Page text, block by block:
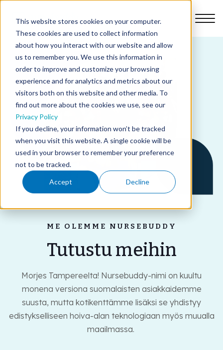
This website stores cookies on your computer.
These cookies are used to collect information
about how you interact with our website and allow
us to remember you. We use this information in
order to improve and customize your browsing
experience and for analytics and metrics about our
visitors both on this website and other media. To
find out more about the cookies we use, see our
Privacy Policy
If you decline, your information won’t be tracked
when you visit this website. A single cookie will be
used in your browser to remember your preference
not to be tracked.
Accept Decline
Ominaisuudet
Miksi Nursebuddy?
Hinnat
Tehtävämme
Blogi
Kirjaudu
Varaa etäesittely
ME OLEMME NURSEBUDDY
Tutustu meihin
Morjes Tampereelta! Nursebuddy-nimi on kuultu
monena versiona suomalaisten asiakkaidemme
suusta, mutta kotikenttämme lisäksi se yhdistyy
edistykselliseen hoiva-alan teknologiaan myös muualla
maailmassa.